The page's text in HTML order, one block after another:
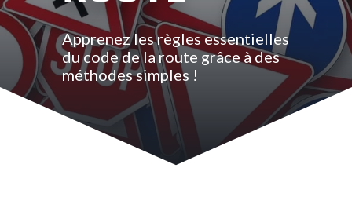
Apprenez les règles essentielles
du code de la route grâce à des
méthodes simples !